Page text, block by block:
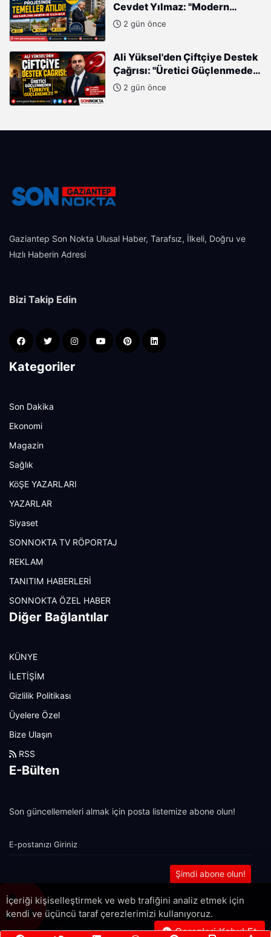
Cevdet Yılmaz: "Modern
Türkiye'nin İmarında
2 gün önce
Ali Yüksel'den Çiftçiye Destek
Çağrısı: "Üretici Güçlenmeden
Türkiye Güçlenemez!"
2 gün önce
Gaziantep Son Nokta Ulusal Haber, Tarafsız, İlkeli, Doğru ve
Hızlı Haberin Adresi
Bizi Takip Edin
Kategoriler
Son Dakika
Ekonomi
Magazin
Sağlık
KöŞE YAZARLARI
YAZARLAR
Siyaset
SONNOKTA TV RÖPORTAJ
REKLAM
TANITIM HABERLERİ
SONNOKTA ÖZEL HABER
Diğer Bağlantılar
KÜNYE
İLETİŞİM
Gizlilik Politikası
Üyelere Özel
Bize Ulaşın
RSS
E-Bülten
Son güncellemeleri almak için posta listemize abone olun!
Şimdi abone olun!
Copyright 2022© - Allright reserved.
İçeriği kişiselleştirmek ve web trafiğini analiz etmek için
kendi ve üçüncü taraf çerezlerimizi kullanıyoruz.
Çerezleri Kabul Et